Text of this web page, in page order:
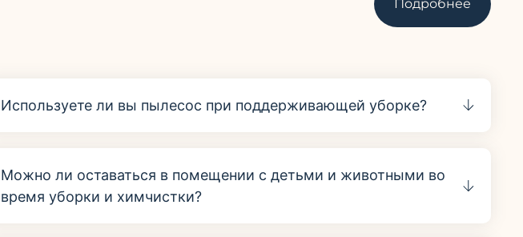
Подробнее
Используете ли вы пылесос при поддерживающей уборке?
Можно ли оставаться в помещении с детьми и животными во
время уборки и химчистки?